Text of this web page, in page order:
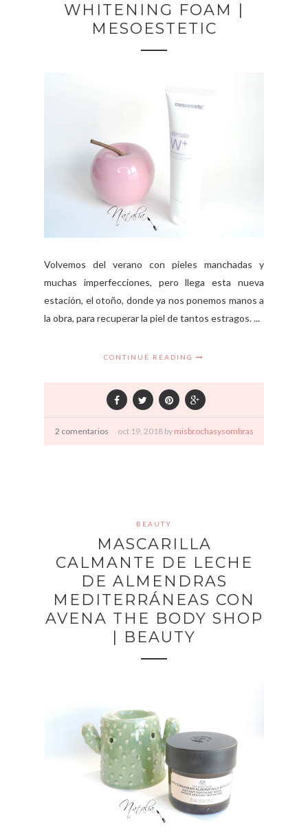
WHITENING FOAM |
MESOESTETIC
Volvemos del verano con pieles manchadas y
muchas imperfecciones, pero llega esta nueva
estación, el otoño, donde ya nos ponemos manos a
la obra, para recuperar la piel de tantos estragos. ...
CONTINUE READING
2 comentarios oct 19, 2018 by misbrochasysombras
BEAUTY
MASCARILLA
CALMANTE DE LECHE
DE ALMENDRAS
MEDITERRÁNEAS CON
AVENA THE BODY SHOP
| BEAUTY